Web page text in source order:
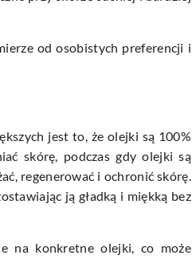
od osobistych preferencji i
jest to, że olejki są 100%
skórę, podczas gdy olejki są
regenerować i ochronić skórę.
ją gładką i miękką bez
na konkretne olejki, co może